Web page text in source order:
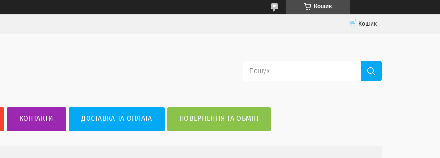
Кошик
Кошик
КОНТАКТИ ДОСТАВКА ТА ОПЛАТА ПОВЕРНЕННЯ ТА ОБМІН